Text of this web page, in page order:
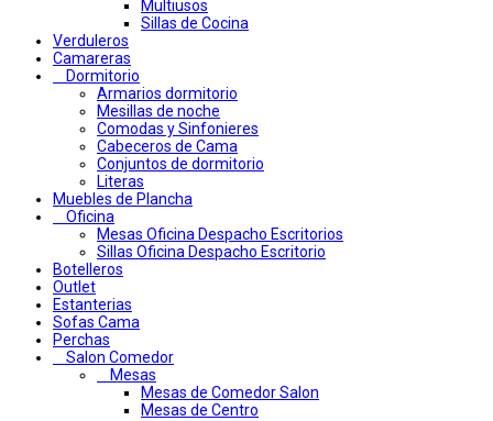
Multiusos
Sillas de Cocina
Verduleros
Camareras
Dormitorio
Armarios dormitorio
Mesillas de noche
Comodas y Sinfonieres
Cabeceros de Cama
Conjuntos de dormitorio
Literas
Muebles de Plancha
Oficina
Mesas Oficina Despacho Escritorios
Sillas Oficina Despacho Escritorio
Botelleros
Outlet
Estanterias
Sofas Cama
Perchas
Salon Comedor
Mesas
Mesas de Comedor Salon
Mesas de Centro